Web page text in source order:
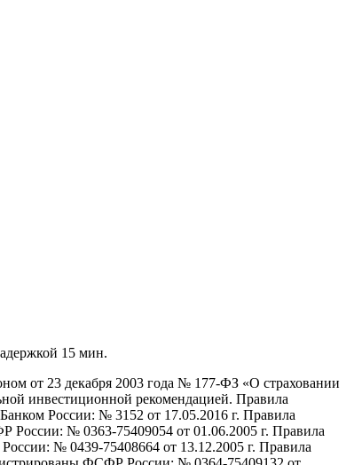
15 мин.
от 23 декабря 2003 года № 177-ФЗ «О страховании
инвестиционной рекомендацией. Правила
России: № 3152 от 17.05.2016 г. Правила
№ 0363-75409054 от 01.06.2005 г. Правила
№ 0439-75408664 от 13.12.2005 г. Правила